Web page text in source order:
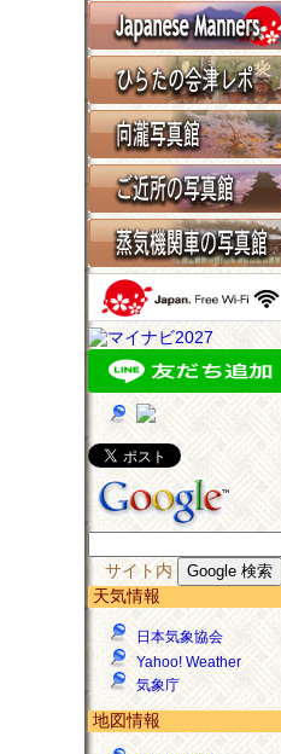
サイト内
天気情報
日本気象協会
Yahoo! Weather
気象庁
地図情報